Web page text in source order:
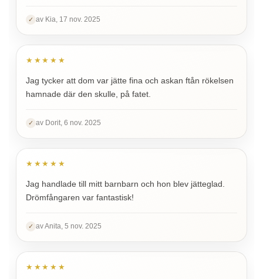
✓ av Kia, 17 nov. 2025
★★★★★
Jag tycker att dom var jätte fina och askan ftån rökelsen
hamnade där den skulle, på fatet.
✓ av Dorit, 6 nov. 2025
★★★★★
Jag handlade till mitt barnbarn och hon blev jätteglad.
Drömfångaren var fantastisk!
✓ av Anita, 5 nov. 2025
★★★★★